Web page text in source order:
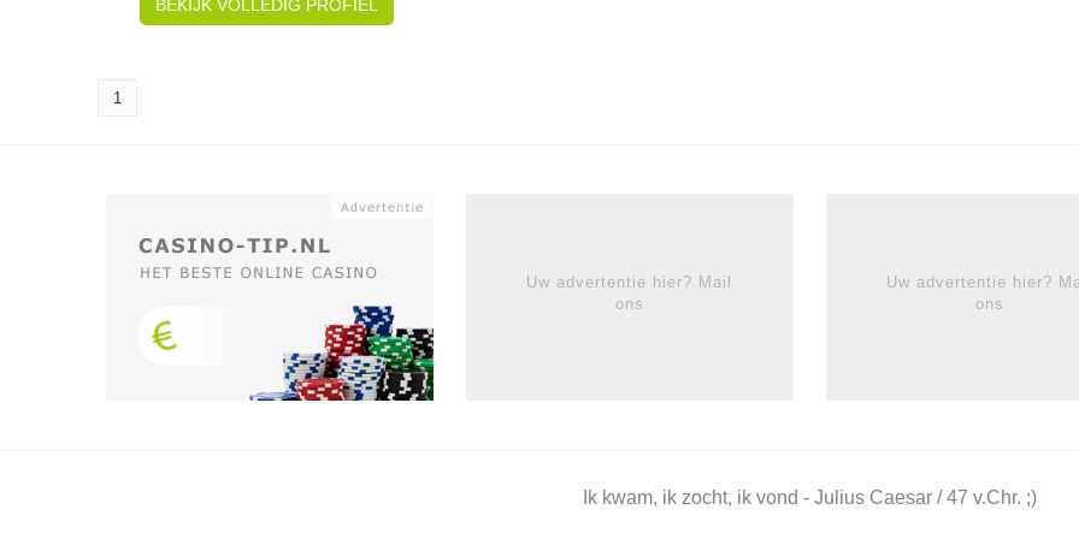
BEKIJK VOLLEDIG PROFIEL
1
Uw advertentie hier? Mail
ons
Uw advertentie hier?
ons
Ik kwam, ik zocht, ik vond - Julius Caesar / 47 v.Chr. ;)